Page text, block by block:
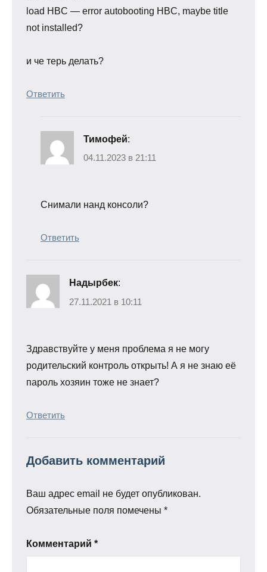
load HBC — error autobooting HBC, maybe title
not installed?
и че терь делать?
Ответить
Тимофей:
04.11.2023 в 21:11
Снимали нанд консоли?
Ответить
Надырбек:
27.11.2021 в 10:11
Здравствуйте у меня проблема я не могу
родительский контроль открыть! А я не знаю её
пароль хозяин тоже не знает?
Ответить
Добавить комментарий
Ваш адрес email не будет опубликован.
Обязательные поля помечены *
Комментарий *